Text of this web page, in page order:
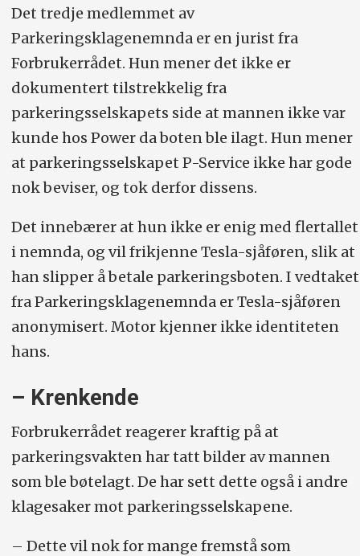
Det tredje medlemmet av
Parkeringsklagenemnda er en jurist fra
Forbrukerrådet. Hun mener det ikke er
dokumentert tilstrekkelig fra
parkeringsselskapets side at mannen ikke var
kunde hos Power da boten ble ilagt. Hun mener
at parkeringsselskapet P-Service ikke har gode
nok beviser, og tok derfor dissens.
Det innebærer at hun ikke er enig med flertallet
i nemnda, og vil frikjenne Tesla-sjåføren, slik at
han slipper å betale parkeringsboten. I vedtaket
fra Parkeringsklagenemnda er Tesla-sjåføren
anonymisert. Motor kjenner ikke identiteten
hans.
– Krenkende
Forbrukerrådet reagerer kraftig på at
parkeringsvakten har tatt bilder av mannen
som ble bøtelagt. De har sett dette også i andre
klagesaker mot parkeringsselskapene.
– Dette vil nok for mange fremstå som